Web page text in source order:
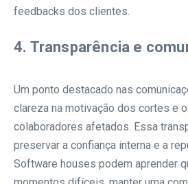
feedbacks dos clientes.
4. Transparência e
Um ponto destacado nas
clareza na motivação dos cortes e
colaboradores afetados. Essa
preservar a confiança interna e a
Software houses podem aprender